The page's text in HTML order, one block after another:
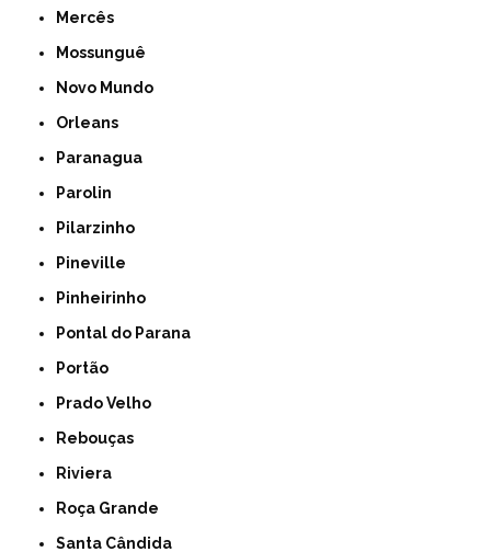
Mercês
Mossunguê
Novo Mundo
Orleans
Paranagua
Parolin
Pilarzinho
Pineville
Pinheirinho
Pontal do Parana
Portão
Prado Velho
Rebouças
Riviera
Roça Grande
Santa Cândida